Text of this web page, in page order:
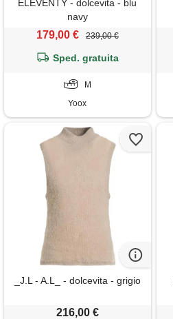
ELEVENTY - dolcevita - blu
navy
179,00 € 239,00 €
Sped. gratuita
M
Yoox
_J.L - A.L_ - dolcevita - grigio
216,00 €